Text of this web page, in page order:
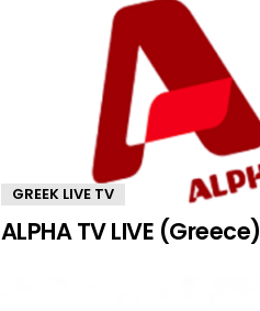
GREEK LIVE TV
ALPHA TV LIVE (Greece)